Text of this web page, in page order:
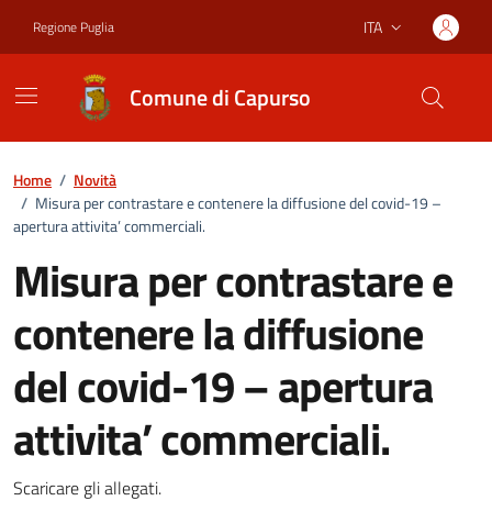
Regione Puglia Lingua attiva:
ITA
Comune di Capurso
Home / Novità
/ Misura per contrastare e contenere la diffusione del covid-19 –
apertura attivita’ commerciali.
Misura per contrastare e
contenere la diffusione
del covid-19 – apertura
attivita’ commerciali.
Dettagli della notizia
Scaricare gli allegati.